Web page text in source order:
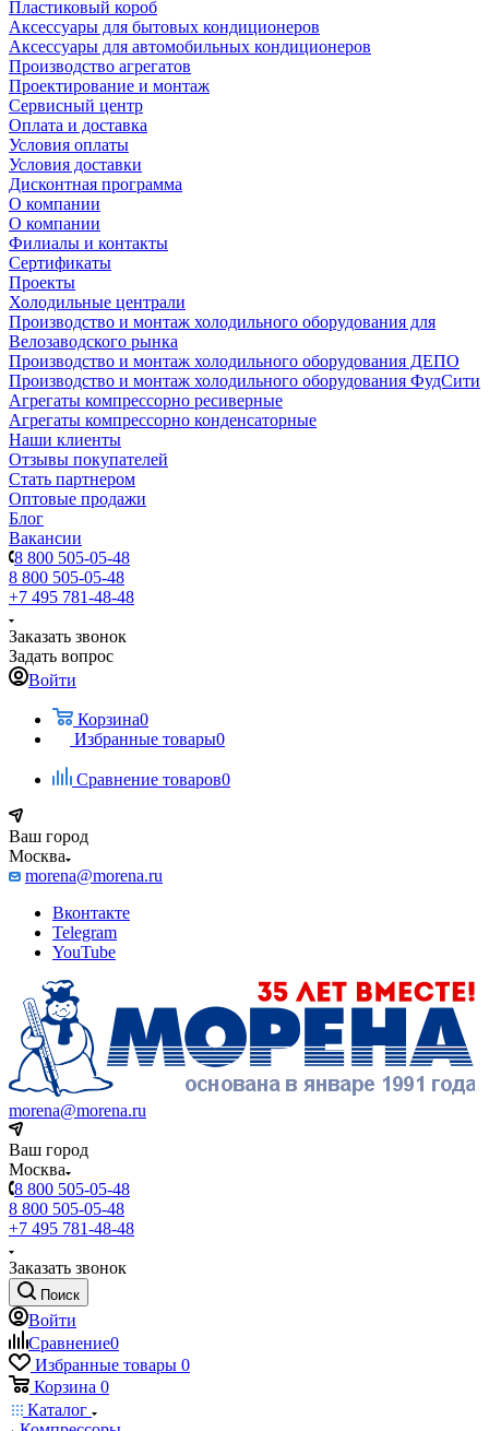
Пластиковый короб
Аксессуары для бытовых кондиционеров
Аксессуары для автомобильных кондиционеров
Производство агрегатов
Проектирование и монтаж
Сервисный центр
Оплата и доставка
Условия оплаты
Условия доставки
Дисконтная программа
О компании
О компании
Филиалы и контакты
Сертификаты
Проекты
Холодильные централи
Производство и монтаж холодильного оборудования для
Велозаводского рынка
Производство и монтаж холодильного оборудования ДЕПО
Производство и монтаж холодильного оборудования ФудСити
Агрегаты компрессорно ресиверные
Агрегаты компрессорно конденсаторные
Наши клиенты
Отзывы покупателей
Стать партнером
Оптовые продажи
Блог
Вакансии
8 800 505-05-48
8 800 505-05-48
+7 495 781-48-48
Заказать звонок
Задать вопрос
Войти
Корзина0
Избранные товары0
Сравнение товаров0
Ваш город
Москва
morena@morena.ru
Вконтакте
Telegram
YouTube
morena@morena.ru
Ваш город
Москва
8 800 505-05-48
8 800 505-05-48
+7 495 781-48-48
Заказать звонок
Поиск
Войти
Сравнение0
Избранные товары 0
Корзина 0
Каталог